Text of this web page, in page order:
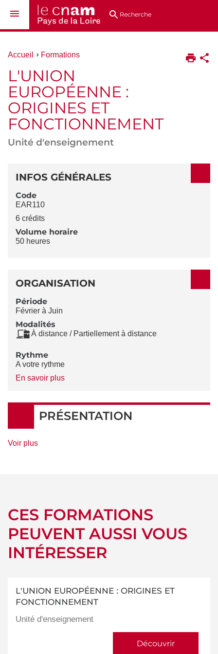
au
directsRecherche
Vous
ici :
Accueil Formations
L'UNION
EUROPÉENNE :
ORIGINES ET
FONCTIONNEMENT
Unité d'enseignement
DÉTAILS
INFOS GÉNÉRALES
Code
EAR110
6 crédits
Volume horaire
50 heures
ORGANISATION
Période
Février à Juin
Modalités
À distance / Partiellement à distance
Rythme
A votre rythme
En savoir plusà
Rythme
PRÉSENTATION
Voir plusde
CES FORMATIONS
PEUVENT AUSSI VOUS
INTÉRESSER
L'UNION EUROPÉENNE : ORIGINES ET
FONCTIONNEMENT
Unité d'enseignement
Découvrir